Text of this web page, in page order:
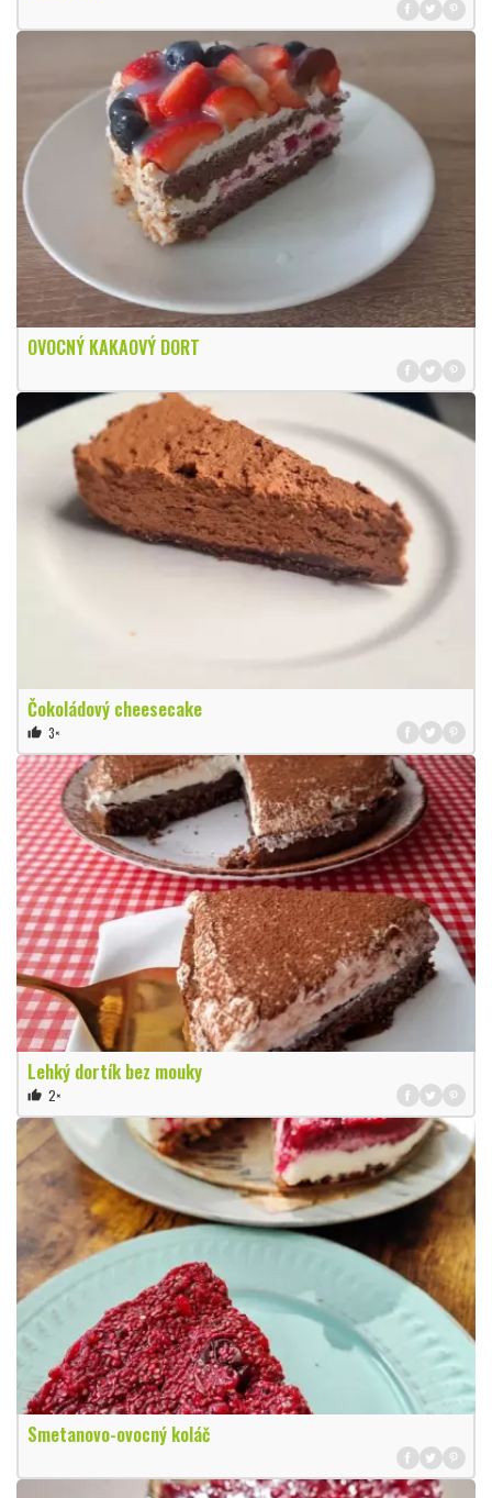
OVOCNÝ KAKAOVÝ DORT
Čokoládový cheesecake
thumb_up 3×
Lehký dortík bez mouky
thumb_up 2×
Smetanovo-ovocný koláč